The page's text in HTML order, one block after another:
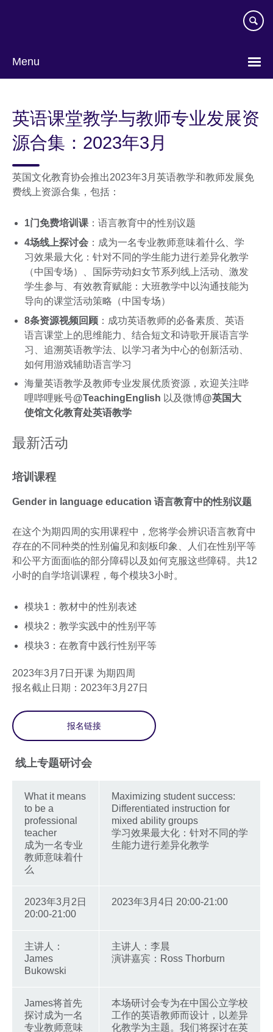
Menu
language
英语课堂教学与教师专业发展资
源合集：2023年3月
英国文化教育协会推出2023年3月英语教学和教师发展免
费线上资源合集，包括：
1门免费培训课 ：语言教育中的性别议题
4场线上探讨会 ：成为一名专业教师意味着什么、学
习效果最大化：针对不同的学生能力进行差异化教学
（中国专场）、国际劳动妇女节系列线上活动、激发
学生参与、有效教育赋能：大班教学中以沟通技能为
导向的课堂活动策略（中国专场）
8条资源视频回顾 ：成功英语教师的必备素质、英语
语言课堂上的思维能力、结合短文和诗歌开展语言学
习、追溯英语教学法、以学习者为中心的创新活动、
如何用游戏辅助语言学习
海量英语教学及教师专业发展优质资源，欢迎关注哔
哩哔哩账号@TeachingEnglish 以及微博@英国大
使馆文化教育处英语教学
最新活动
培训课程
Gender in language education 语言教育中的性别议题
在这个为期四周的实用课程中，您将学会辨识语言教育中
存在的不同种类的性别偏见和刻板印象、人们在性别平等
和公平方面面临的部分障碍以及如何克服这些障碍。共12
小时的自学培训课程，每个模块3小时。
模块1：教材中的性别表述
模块2：教学实践中的性别平等
模块3：在教育中践行性别平等
2023年3月7日开课 为期四周
报名截止日期：2023年3月27日
报名链接
线上专题研讨会
What it means
to be a
professional
teacher
成为一名专业
教师意味着什
么
Maximizing student success:
Differentiated instruction for
mixed ability groups
学习效果最大化：针对不同的学
生能力进行差异化教学
2023年3月2日
20:00-21:00
2023年3月4日 20:00-21:00
主讲人：
James
Bukowski
主讲人：李晨
演讲嘉宾：Ross Thorburn
James将首先
探讨成为一名
专业教师意味
本场研讨会专为在中国公立学校
工作的英语教师而设计，以差异
化教学为主题。我们将探讨在英